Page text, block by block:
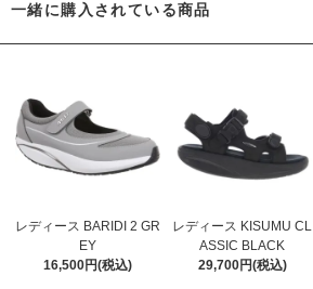
一緒に購入されている商品
レディース BARIDI 2 GR
EY
16,500円(税込)
レディース KISUMU CL
ASSIC BLACK
29,700円(税込)